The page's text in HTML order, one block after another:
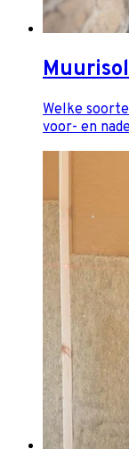
Welke
voor- en